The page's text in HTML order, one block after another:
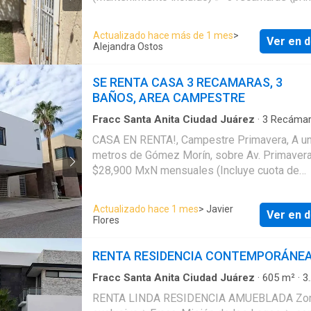
planta alta ✅️ lavandería amplia con espacio
almacenar o cuarto de servicio con baño
✅️ Cocina equipada con estufa y campana ✅️
656360----
Actualizado hace más de 1 mes>
Alejandra Ostos
Ver en
SE RENTA CASA 3 RECAMARAS, 3
BAÑOS, AREA CAMPESTRE
Fracc Santa Anita Ciudad Juárez · 3
vigilancia·Cocina equipada·Cocina integral·
Estacionamiento·Gas natural·Recámara con
Zonas verdes
CASA EN RENTA!, Campestre Primavera, A
metros de Gómez Morín, sobre Av. Primavera
$28,900 MxN mensuales (Incluye cuota de
recamara secundaria con baño y closet -
con baño y closet vestidor. 3.5 baños, Estancia, Sala-
comedor, Cocina integral, Cuarto de
Clima: 2 unidades paquete Fraccionamiento
con: Cancha de Raquet y Casa Club
Actualizado hace 1 mes> Javier
Flores
Ver en
RENTA RESIDENCIA
Fracc Santa Anita Ciudad Juárez · 605 m² · 3
Seguridad·Estacionamiento·Jardín·Cisterna·
RENTA LINDA RESIDENCIA AMUEBLADA Zona